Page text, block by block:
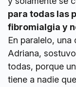
para todas las
fibromialgia y
En paralelo,
Adriana,
todas, porque
tiene a nadie